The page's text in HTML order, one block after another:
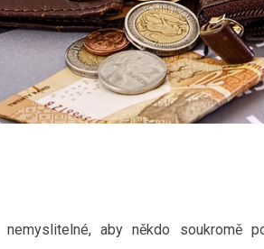
aby někdo soukromě